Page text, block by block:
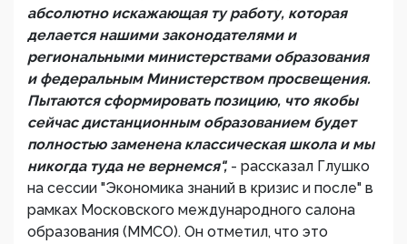
абсолютно искажающая ту работу, которая
делается нашими законодателями и
региональными министерствами образования
и федеральным Министерством просвещения.
Пытаются сформировать позицию, что якобы
сейчас дистанционным образованием будет
полностью заменена классическая школа и мы
никогда туда не вернемся", - рассказал Глушко
на сессии "Экономика знаний в кризис и после" в
рамках Московского международного салона
образования (ММСО). Он отметил, что это